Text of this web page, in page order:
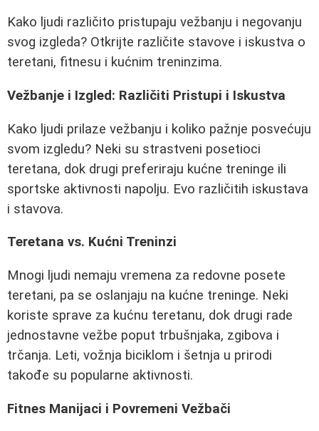
Kako ljudi različito pristupaju vežbanju i negovanju
svog izgleda? Otkrijte različite stavove i iskustva o
teretani, fitnesu i kućnim treninzima.
Vežbanje i Izgled: Različiti Pristupi i Iskustva
Kako ljudi prilaze vežbanju i koliko pažnje posvećuju
svom izgledu? Neki su strastveni posetioci
teretana, dok drugi preferiraju kućne treninge ili
sportske aktivnosti napolju. Evo različitih iskustava
i stavova.
Teretana vs. Kućni Treninzi
Mnogi ljudi nemaju vremena za redovne posete
teretani, pa se oslanjaju na kućne treninge. Neki
koriste sprave za kućnu teretanu, dok drugi rade
jednostavne vežbe poput trbušnjaka, zgibova i
trčanja. Leti, vožnja biciklom i šetnja u prirodi
takođe su popularne aktivnosti.
Fitnes Manijaci i Povremeni Vežbači